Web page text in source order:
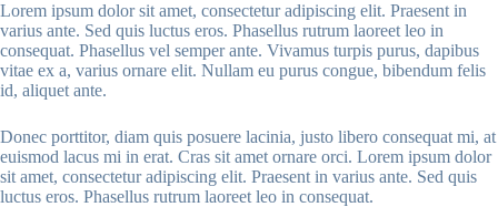
Lorem ipsum dolor sit amet, consectetur adipiscing elit. Praesent in
varius ante. Sed quis luctus eros. Phasellus rutrum laoreet leo in
consequat. Phasellus vel semper ante. Vivamus turpis purus, dapibus
vitae ex a, varius ornare elit. Nullam eu purus congue, bibendum felis
id, aliquet ante.
Donec porttitor, diam quis posuere lacinia, justo libero consequat mi, at
euismod lacus mi in erat. Cras sit amet ornare orci. Lorem ipsum dolor
sit amet, consectetur adipiscing elit. Praesent in varius ante. Sed quis
luctus eros. Phasellus rutrum laoreet leo in consequat.